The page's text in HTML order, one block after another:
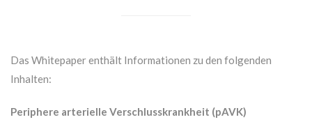
Das Whitepaper enthält Informationen zu den folgenden
Inhalten:
Periphere arterielle Verschlusskrankheit (pAVK)